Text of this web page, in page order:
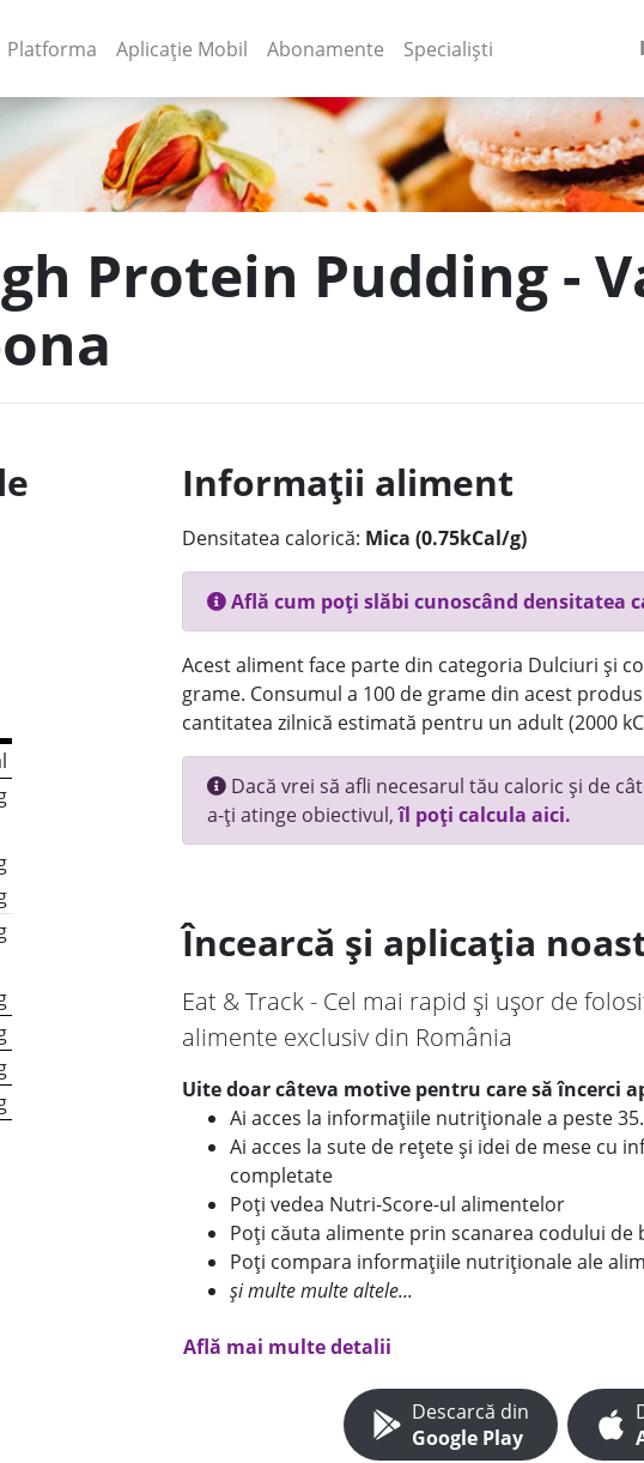
Platforma (current)
Aplicație Mobil (current)
Abonamente Specialiști
Protein Pudding -
Informații aliment
Densitatea calorică: Mica (0.75kCal/g)
Află cum poți slăbi cunoscând densitatea
Acest aliment face parte din categoria Dulciuri și
grame. Consumul a 100 de grame din acest
cantitatea zilnică estimată pentru un adult (2000
Dacă vrei să afli necesarul tău caloric și de
a-ți atinge obiectivul,îl poți calcula aici.
Încearcă și aplicația
Eat & Track - Cel mai rapid și ușor de
alimente exclusiv din România
Uite doar câteva motive pentru care să încerci
Ai acces la informațiile nutriționale a peste
Ai acces la sute de rețete și idei de mese cu
completate
Poți vedea Nutri-Score-ul alimentelor
Poți căuta alimente prin scanarea codului de
Poți compara informațiile nutriționale ale
și multe multe altele...
Află mai multe detalii
Descarcă din
Google Play